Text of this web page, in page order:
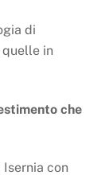
di
in
che
con